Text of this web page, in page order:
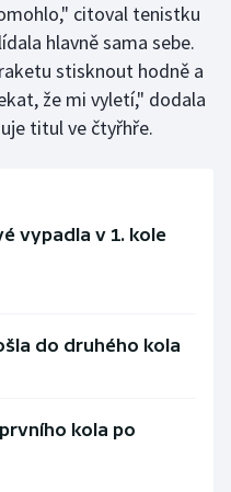
citoval tenistku
hlavně sama sebe.
stisknout hodně a
že mi vyletí," dodala
titul ve čtyřhře.
vypadla v 1. kole
do druhého kola
kola po